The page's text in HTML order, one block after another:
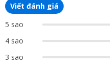
Viết đánh giá
5 sao
4 sao
3 sao